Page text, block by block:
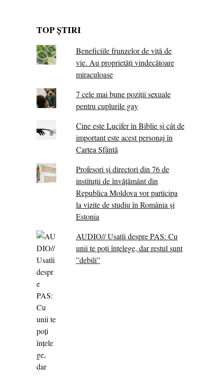
TOP ȘTIRI
Beneficiile frunzelor de viță de
vie. Au proprietăţi vindecătoare
miraculoase
7 cele mai bune poziții sexuale
pentru cuplurile gay
Cine este Lucifer în Biblie și cât de
important este acest personaj în
Cartea Sfântă
Profesori și directori din 76 de
instituții de învățământ din
Republica Moldova vor participa
la vizite de studiu în România și
Estonia
AUDIO// Usatîi despre PAS: Cu
unii te poți înțelege, dar restul sunt
”debili”